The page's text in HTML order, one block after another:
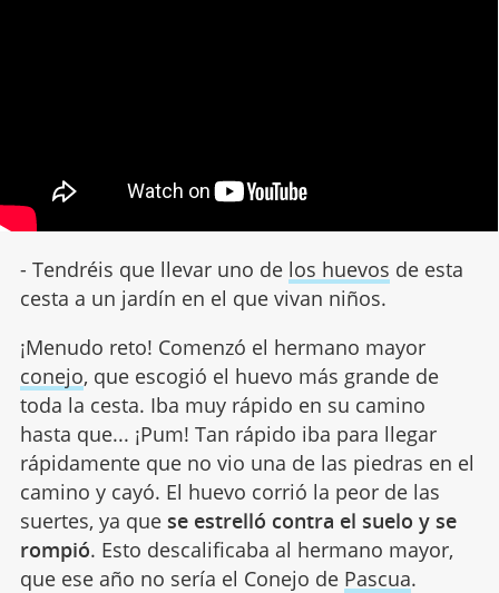
- Tendréis que llevar uno de los huevos de esta
cesta a un jardín en el que vivan niños.
¡Menudo reto! Comenzó el hermano mayor
conejo, que escogió el huevo más grande de
toda la cesta. Iba muy rápido en su camino
hasta que... ¡Pum! Tan rápido iba para llegar
rápidamente que no vio una de las piedras en el
camino y cayó. El huevo corrió la peor de las
suertes, ya que se estrelló contra el suelo y se
rompió. Esto descalificaba al hermano mayor,
que ese año no sería el Conejo de Pascua.